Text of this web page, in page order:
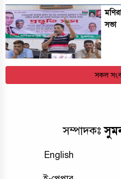
সভা
সকল
সম্পাদকঃ
English